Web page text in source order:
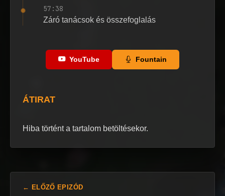
57:38
Záró tanácsok és összefoglalás
YouTube Fountain
ÁTIRAT
Hiba történt a tartalom betöltésekor.
← ELŐZŐ EPIZÓD